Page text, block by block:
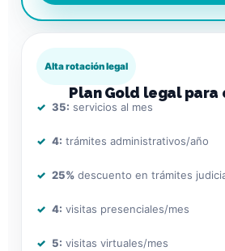
Alta rotación legal
Plan Gold legal para
35: servicios al mes
4: trámites administrativos/año
25% descuento en trámites
4: visitas presenciales/mes
5: visitas virtuales/mes